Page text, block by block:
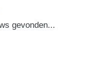
gevonden...